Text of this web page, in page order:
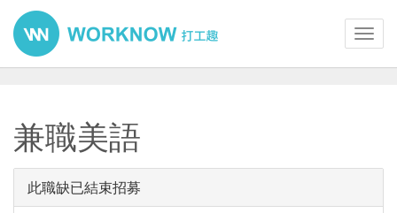
兼職美語
此職缺已結束招募